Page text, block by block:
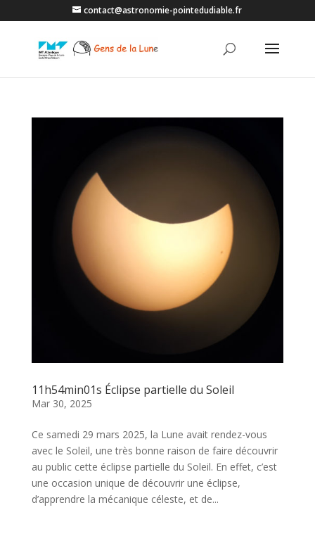
contact@astronomie-pointedudiable.fr
11h54min01s Éclipse partielle du Soleil
Mar 30, 2025
Ce samedi 29 mars 2025, la Lune avait rendez-vous
avec le Soleil, une très bonne raison de faire découvrir
au public cette éclipse partielle du Soleil. En effet, c’est
une occasion unique de découvrir une éclipse,
d’apprendre la mécanique céleste, et de...